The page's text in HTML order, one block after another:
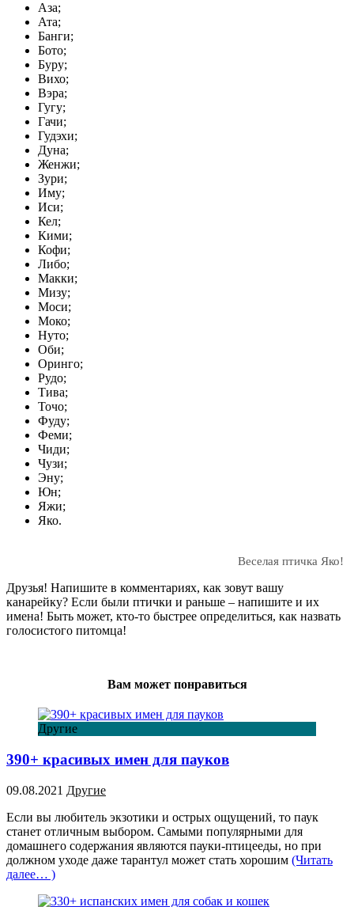
Аза;
Ата;
Банги;
Бото;
Буру;
Вихо;
Вэра;
Гугу;
Гачи;
Гудэхи;
Дуна;
Женжи;
Зури;
Иму;
Иси;
Кел;
Кими;
Кофи;
Либо;
Макки;
Мизу;
Моси;
Моко;
Нуто;
Оби;
Оринго;
Рудо;
Тива;
Точо;
Фуду;
Феми;
Чиди;
Чузи;
Эну;
Юн;
Яжи;
Яко.
Веселая птичка Яко!
Друзья! Напишите в комментариях, как зовут вашу
канарейку? Если были птички и раньше – напишите и их
имена! Быть может, кто-то быстрее определиться, как назвать
голосистого питомца!
Вам может понравиться
Другие
390+ красивых имен для пауков
09.08.2021 Другие
Если вы любитель экзотики и острых ощущений, то паук
станет отличным выбором. Самыми популярными для
домашнего содержания являются пауки-птицееды, но при
должном уходе даже тарантул может стать хорошим (Читать
далее… )